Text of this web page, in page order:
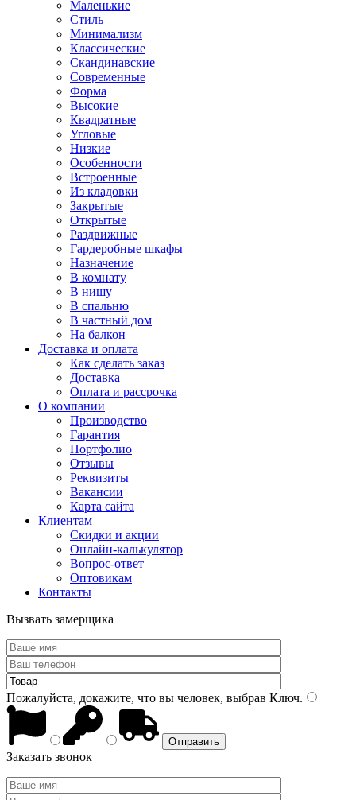
Маленькие
Стиль
Минимализм
Классические
Скандинавские
Современные
Форма
Высокие
Квадратные
Угловые
Низкие
Особенности
Встроенные
Из кладовки
Закрытые
Открытые
Раздвижные
Гардеробные шкафы
Назначение
В комнату
В нишу
В спальню
В частный дом
На балкон
Доставка и оплата
Как сделать заказ
Доставка
Оплата и рассрочка
О компании
Производство
Гарантия
Портфолио
Отзывы
Реквизиты
Вакансии
Карта сайта
Клиентам
Скидки и акции
Онлайн-калькулятор
Вопрос-ответ
Оптовикам
Контакты
Вызвать замерщика
Пожалуйста, докажите, что вы человек, выбрав Ключ.
Заказать звонок